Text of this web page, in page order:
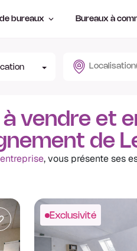
bureaux Bureaux à
à vendre et
de
, vous présente ses
Exclusivité